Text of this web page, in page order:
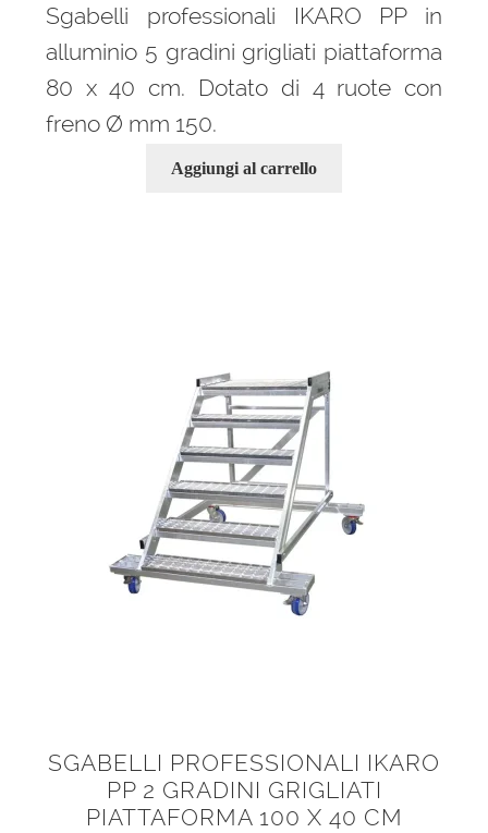
Sgabelli professionali IKARO PP in
alluminio 5 gradini grigliati piattaforma
80 x 40 cm. Dotato di 4 ruote con
freno Ø mm 150.
Aggiungi al carrello
SGABELLI PROFESSIONALI IKARO
PP 2 GRADINI GRIGLIATI
PIATTAFORMA 100 X 40 CM